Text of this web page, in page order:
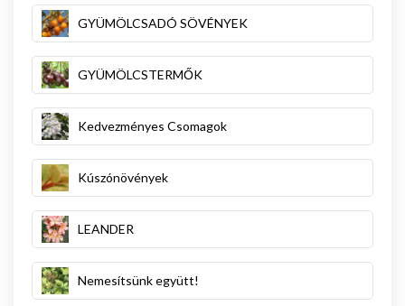
GYÜMÖLCSADÓ SÖVÉNYEK
GYÜMÖLCSTERMŐK
Kedvezményes Csomagok
Kúszónövények
LEANDER
Nemesítsünk együtt!